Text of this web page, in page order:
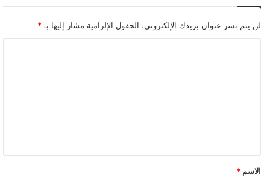
لن يتم نشر عنوان بريدك الإلكتروني. الحقول الإلزامية مشار إليها بـ *
ق
*
الاسم *